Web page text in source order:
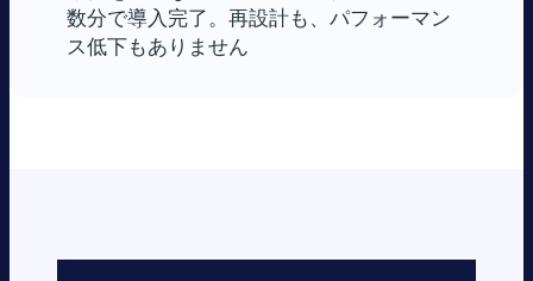
数分で導入完了。再設計も、パフォーマン
ス低下もありません